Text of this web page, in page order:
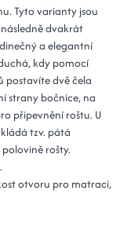
Tyto varianty jsou
dvakrát
a elegantní
kdy pomocí
postavíte dvě čela
strany bočnice, na
připevnění roštu. U
tzv. pátá
rošty.
otvoru pro matraci,